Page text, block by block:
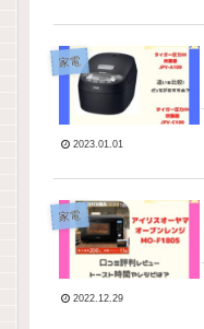
家電
2023.01.01
家電
2022.12.29